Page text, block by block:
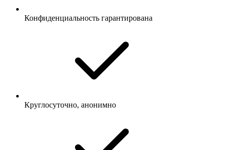
Конфиденциальность гарантирована
Круглосуточно, анонимно